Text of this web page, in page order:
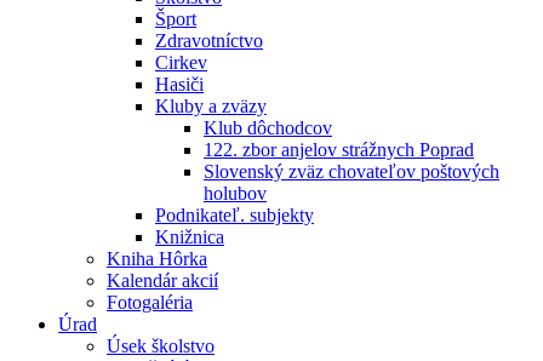
Šport
Zdravotníctvo
Cirkev
Hasiči
Kluby a zväzy
Klub dôchodcov
122. zbor anjelov strážnych Poprad
Slovenský zväz chovateľov poštových
holubov
Podnikateľ. subjekty
Knižnica
Kniha Hôrka
Kalendár akcií
Fotogaléria
Úrad
Úsek školstvo